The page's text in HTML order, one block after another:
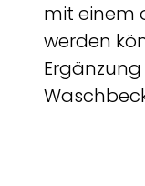
mit einem
werden